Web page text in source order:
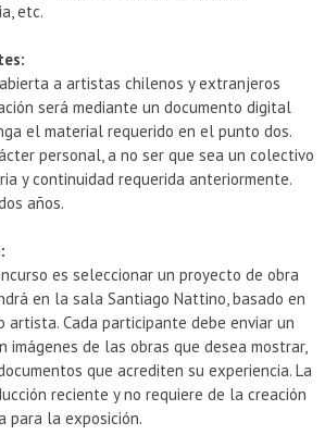
etc.
a artistas chilenos y extranjeros
será mediante un documento digital
el material requerido en el punto dos.
personal, a no ser que sea un colectivo
y continuidad requerida anteriormente.
años.
es seleccionar un proyecto de obra
en la sala Santiago Nattino, basado en
artista. Cada participante debe enviar un
imágenes de las obras que desea mostrar,
que acrediten su experiencia. La
reciente y no requiere de la creación
para la exposición.